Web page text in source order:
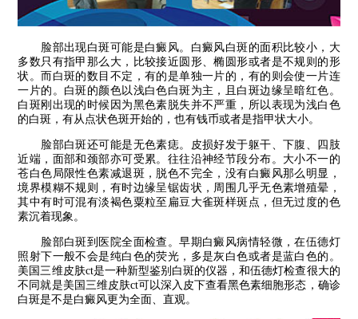
脸部出现白斑可能是白癜风。白癜风白斑的面积比较小，大
多数只有指甲那么大，比较接近圆形、椭圆形或者是不规则的形
状。而白斑的数目不定，有的是单独一片的，有的则会使一片连
一片的。白斑的颜色以浅白色白斑为主，且白斑边缘呈暗红色。
白斑刚出现的时候因为黑色素脱失并不严重，所以表现为浅白色
的白斑，有从点状色斑开始的，也有钱币或者是指甲状大小。
脸部白斑还可能是无色素痣。皮损好发于躯干、下腹、四肢
近端，面部和颈部亦可受累。往往沿神经节段分布。大小不一的
苍白色局限性色素减退斑，脱色不完全，没有白癜风那么明显，
境界模糊不规则，有时边缘呈锯齿状，周围几乎无色素增殖晕，
其中有时可混有淡褐色粟粒至扁豆大雀斑样斑点，但无过度的色
素沉着现象。
脸部白斑到医院全面检查。早期白癜风病情轻微，在伍德灯
照射下一般不会是纯白色的荧光，多是灰白色或者是蓝白色的。
美国三维皮肤ct是一种新型鉴别白斑的仪器，和伍德灯检查很大的
不同就是美国三维皮肤ct可以深入皮下查看黑色素细胞形态，确诊
白斑是不是白癜风更为全面、直观。